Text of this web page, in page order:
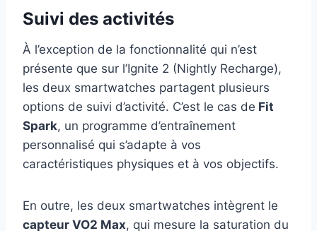
Suivi des activités
À l’exception de la fonctionnalité qui n’est
présente que sur l’Ignite 2 (Nightly Recharge),
les deux smartwatches partagent plusieurs
options de suivi d’activité. C’est le cas de Fit
Spark, un programme d’entraînement
personnalisé qui s’adapte à vos
caractéristiques physiques et à vos objectifs.
En outre, les deux smartwatches intègrent le
capteur VO2 Max, qui mesure la saturation du